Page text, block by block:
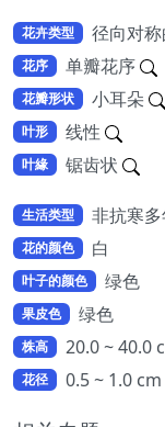
花卉类型 径向对
花序 单瓣花序
花瓣形状 小耳朵
叶形 线性
叶緣 锯齿状
生活类型 非抗寒
花的颜色 白
叶子的颜色 绿色
果皮色 绿色
株高 20.0 ~ 40.0
花径 0.5 ~ 1.0 cm